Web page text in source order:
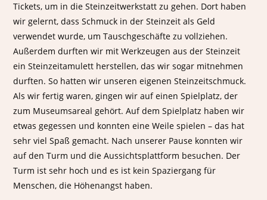
Tickets, um in die Steinzeitwerkstatt zu gehen. Dort haben
wir gelernt, dass Schmuck in der Steinzeit als Geld
verwendet wurde, um Tauschgeschäfte zu vollziehen.
Außerdem durften wir mit Werkzeugen aus der Steinzeit
ein Steinzeitamulett herstellen, das wir sogar mitnehmen
durften. So hatten wir unseren eigenen Steinzeitschmuck.
Als wir fertig waren, gingen wir auf einen Spielplatz, der
zum Museumsareal gehört. Auf dem Spielplatz haben wir
etwas gegessen und konnten eine Weile spielen – das hat
sehr viel Spaß gemacht. Nach unserer Pause konnten wir
auf den Turm und die Aussichtsplattform besuchen. Der
Turm ist sehr hoch und es ist kein Spaziergang für
Menschen, die Höhenangst haben.